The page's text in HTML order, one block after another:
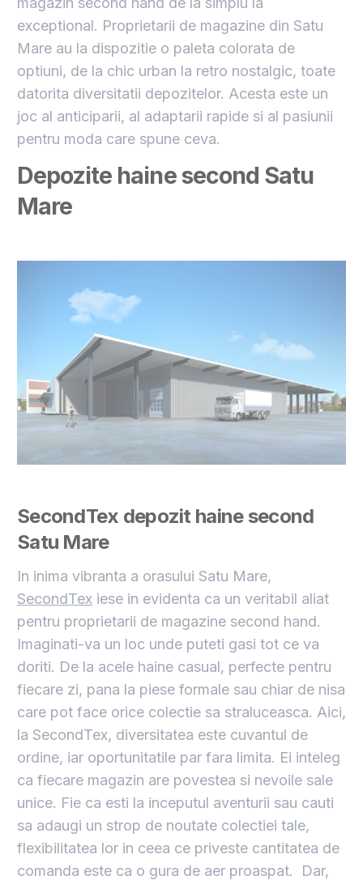
exceptional. Proprietarii de magazine din Satu
Mare au la dispozitie o paleta colorata de
optiuni, de la chic urban la retro nostalgic, toate
datorita diversitatii depozitelor. Acesta este un
joc al anticiparii, al adaptarii rapide si al pasiunii
pentru moda care spune ceva.
Depozite haine second Satu
Mare
SecondTex depozit haine second
Satu Mare
In inima vibranta a orasului Satu Mare,
SecondTex iese in evidenta ca un veritabil aliat
pentru proprietarii de magazine second hand.
Imaginati-va un loc unde puteti gasi tot ce va
doriti. De la acele haine casual, perfecte pentru
fiecare zi, pana la piese formale sau chiar de nisa
care pot face orice colectie sa straluceasca. Aici,
la SecondTex, diversitatea este cuvantul de
ordine, iar oportunitatile par fara limita. Ei inteleg
ca fiecare magazin are povestea si nevoile sale
unice. Fie ca esti la inceputul aventurii sau cauti
sa adaugi un strop de noutate colectiei tale,
flexibilitatea lor in ceea ce priveste cantitatea de
comanda este ca o gura de aer proaspat. Dar,